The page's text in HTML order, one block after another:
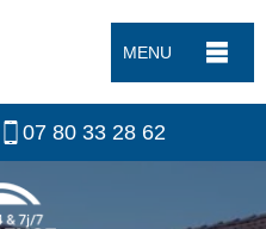
MENU
07 80 33 28 62